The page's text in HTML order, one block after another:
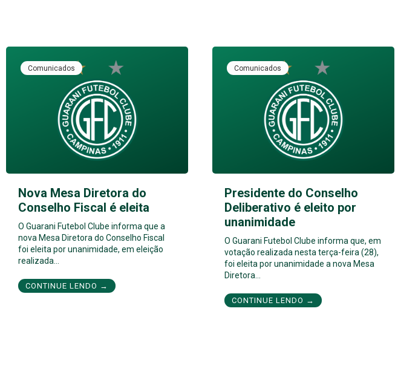
Comunicados
Nova Mesa Diretora do
Conselho Fiscal é eleita
O Guarani Futebol Clube informa que a
nova Mesa Diretora do Conselho Fiscal
foi eleita por unanimidade, em eleição
realizada…
CONTINUE LENDO →
Comunicados
Presidente do Conselho
Deliberativo é eleito por
unanimidade
O Guarani Futebol Clube informa que, em
votação realizada nesta terça-feira (28),
foi eleita por unanimidade a nova Mesa
Diretora…
CONTINUE LENDO →